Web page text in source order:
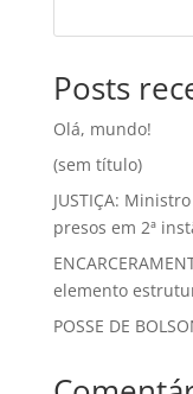
Posts
Olá, mundo!
(sem título)
JUSTIÇA:
presos em 2ª
elemento
POSSE DE